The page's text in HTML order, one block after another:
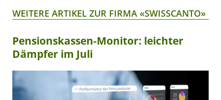
WEITERE ARTIKEL ZUR FIRMA «SWISSCANTO»
Pensionskassen-Monitor: leichter
Dämpfer im Juli